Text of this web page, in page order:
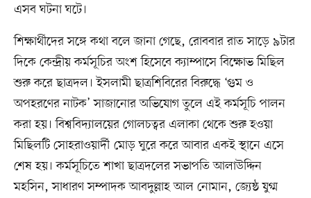
এসব ঘটনা ঘটে।
শিক্ষার্থীদের সঙ্গে কথা বলে জানা গেছে, রোববার রাত সাড়ে ৯টার
দিকে কেন্দ্রীয় কর্মসূচির অংশ হিসেবে ক্যাম্পাসে বিক্ষোভ মিছিল
শুরু করে ছাত্রদল। ইসলামী ছাত্রশিবিরের বিরুদ্ধে ‘গুম ও
অপহরণের নাটক’ সাজানোর অভিযোগ তুলে এই কর্মসূচি পালন
করা হয়। বিশ্ববিদ্যালয়ের গোলচত্বর এলাকা থেকে শুরু হওয়া
মিছিলটি সোহরাওয়ার্দী মোড় ঘুরে করে আবার একই স্থানে এসে
শেষ হয়। কর্মসূচিতে শাখা ছাত্রদলের সভাপতি আলাউদ্দিন
মহসিন, সাধারণ সম্পাদক আবদুল্লাহ আল নোমান, জ্যেষ্ঠ যুগ্ম